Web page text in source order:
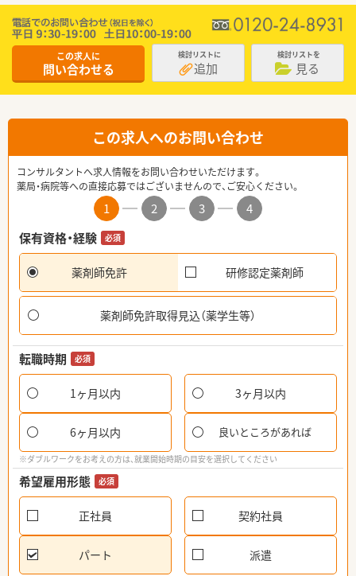
この求人に
問い合わせる
検討リストに
追加
検討リストを
見る
この求人へのお問い合わせ
コンサルタントへ求人情報をお問い合わせいただけます。
薬局・病院等への直接応募ではございませんので、ご安心ください。
1 2 3
4
保有資格・経験
必須
薬剤師免許 研修認定薬剤師
薬剤師免許取得見込（薬学生等）
転職時期 必須
1ヶ月以内 3ヶ月以内
6ヶ月以内 良いところがあれば
※ダブルワークをお考えの方は、就業開始時期の目安を選択してください
希望雇用形態 必須
正社員 契約社員
パート 派遣